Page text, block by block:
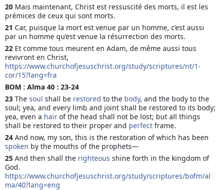
20 Mais maintenant, Christ est ressuscité des morts, il est les
prémices de ceux qui sont morts.
21 Car, puisque la mort est venue par un homme, c’est aussi
par un homme qu’est venue la résurrection des morts.
22 Et comme tous meurent en Adam, de même aussi tous
https://www.churchofjesuschrist.org/study/scriptures/nt/1-
cor/15?lang=fra
BOM : Alma 40 : 23-24
23 The soul shall be restored to the body, and the body to the
soul; yea, and every limb and joint shall be restored to its body;
yea, even a hair of the head shall not be lost; but all things
shall be restored to their proper and perfect frame.
24
spoken by the mouths of the prophets—
25 And then shall the righteous shine forth in the kingdom of
https://www.churchofjesuschrist.org/study/scriptures/bofm/al
ma/40?lang=eng